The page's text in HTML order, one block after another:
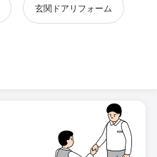
玄関ドアリフォーム